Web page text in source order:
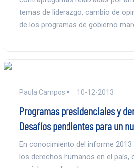
temas de liderazgo, cambio de
de los programas de gobierno
Paula Campos 10-12-2013
Programas presidenciales y
Desafíos pendientes para un
En conocimiento del informe
los derechos humanos en el país,